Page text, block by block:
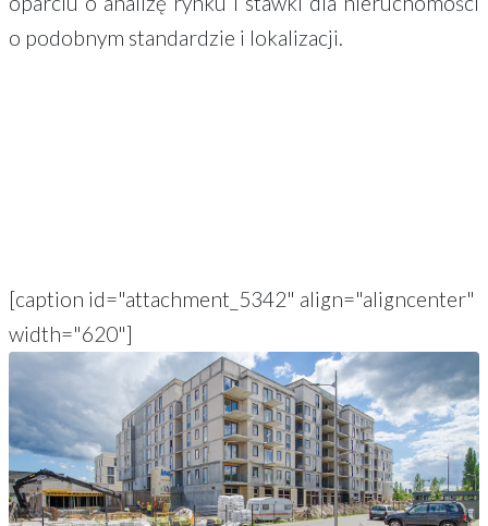
o podobnym standardzie i lokalizacji.
[caption id="attachment_5342" align="aligncenter"
width="620"]